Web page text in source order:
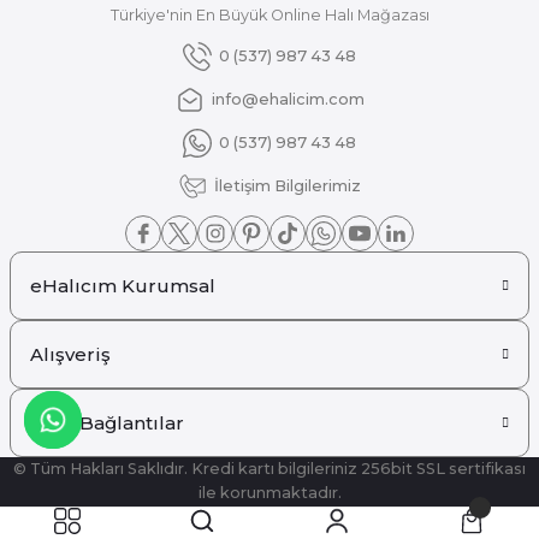
Gönder
Türkiye'nin En Büyük Online Halı Mağazası
0 (537) 987 43 48
info@ehalicim.com
0 (537) 987 43 48
İletişim Bilgilerimiz
eHalıcım Kurumsal
Alışveriş
Hızlı Bağlantılar
© Tüm Hakları Saklıdır. Kredi kartı bilgileriniz 256bit SSL sertifikası
ile korunmaktadır.